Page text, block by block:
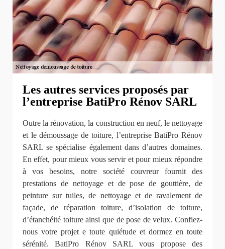
Les autres services proposés par
l’entreprise BatiPro Rénov SARL
Outre la rénovation, la construction en neuf, le nettoyage
et le démoussage de toiture, l’entreprise BatiPro Rénov
SARL se spécialise également dans d’autres domaines.
En effet, pour mieux vous servir et pour mieux répondre
à vos besoins, notre société couvreur fournit des
prestations de nettoyage et de pose de gouttière, de
peinture sur tuiles, de nettoyage et de ravalement de
façade, de réparation toiture, d’isolation de toiture,
d’étanchéité toiture ainsi que de pose de velux. Confiez-
nous votre projet e toute quiétude et dormez en toute
sérénité. BatiPro Rénov SARL vous propose des